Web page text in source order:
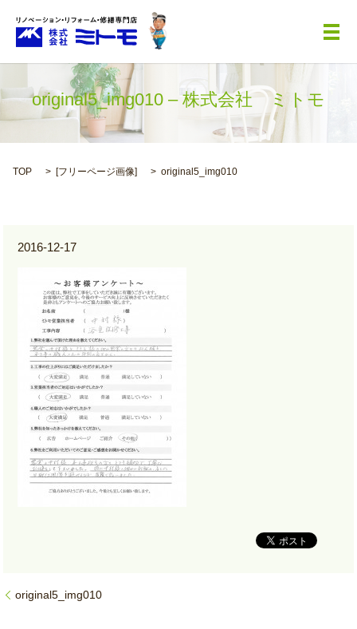
メ
original5_img010 – 株式会社 ミトモ
TOP [フリーページ画像] original5_img010
2016-12-17
original5_img010